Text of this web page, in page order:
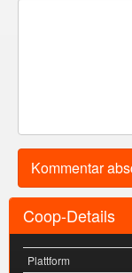
Coop-Details
Plattform